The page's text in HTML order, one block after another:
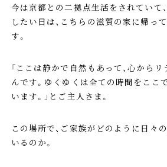
今は京都との二拠点生活をされていて
したい日は、こちらの滋賀の家に帰っ
す。
「ここは静かで自然もあって、心から
んです。ゆくゆくは全ての時間をここ
います。」とご主人さま。
この場所で、ご家族がどのように日々
いるのか。